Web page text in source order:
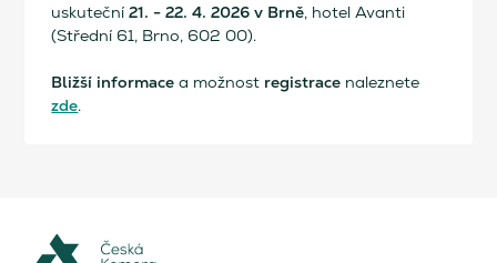
uskuteční21. - 22. 4. 2026 v Brně, hotel Avanti
(Střední 61, Brno, 602 00).
Bližší informace a možnost registrace naleznete
zde.